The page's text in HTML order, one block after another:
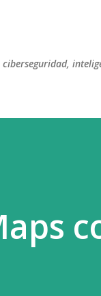
ciberseguridad,